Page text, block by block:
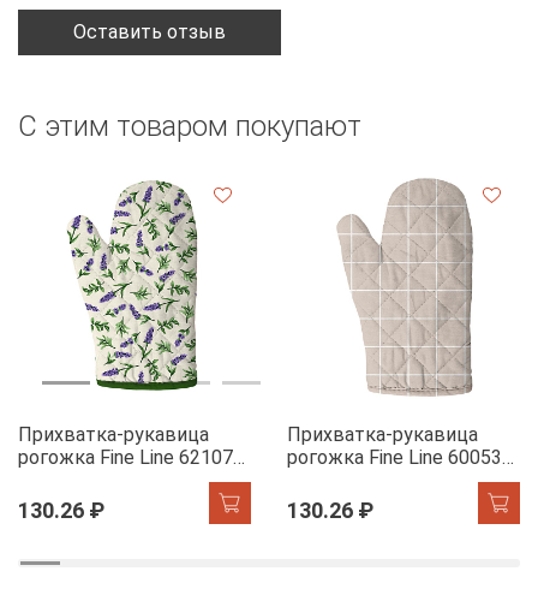
Оставить отзыв
С этим товаром покупают
Прихватка-рукавица
рогожка Fine Line 62107-1
130.26 ₽
Прихватка-рукавица
рогожка Fine Line 60053-1
130.26 ₽